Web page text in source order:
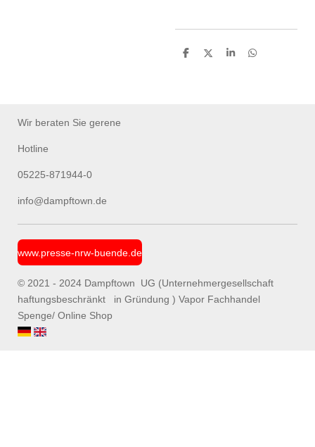
T
T
T
T
Wir beraten Sie gerene
Hotline
05225-871944-0
info@dampftown.de
www.presse-nrw-buende.de
© 2021 - 2024 Dampftown UG (Unternehmergesellschaft
haftungsbeschränkt in Gründung ) Vapor Fachhandel
Spenge/ Online Shop